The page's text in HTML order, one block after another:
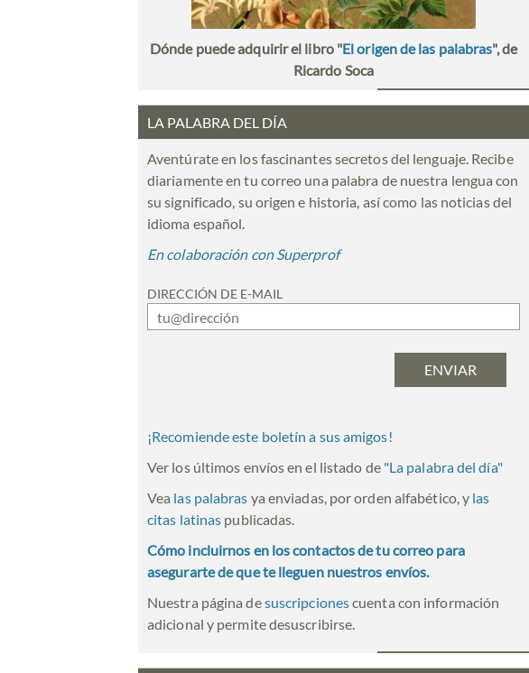
Dónde puede adquirir el libro "El origen de las palabras", de
Ricardo Soca
LA PALABRA DEL DÍA
Aventúrate en los fascinantes secretos del lenguaje. Recibe
diariamente en tu correo una palabra de nuestra lengua con
su significado, su origen e historia, así como las noticias del
idioma español.
En colaboración con Superprof
DIRECCIÓN DE E-MAIL
¡Recomiende este boletín a sus amigos!
Ver los últimos envíos en el listado de "La palabra del día"
Vea las palabras ya enviadas, por orden alfabético, y las
citas latinas publicadas.
Cómo incluirnos en los contactos de tu correo para
asegurarte de que te lleguen nuestros envíos.
Nuestra página desuscripcionescuenta con información
adicional y permite desuscribirse.